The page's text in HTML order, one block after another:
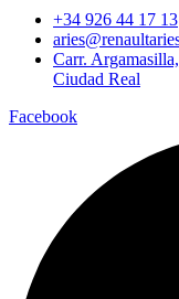
+34 926 44 17 13
Carr.
Ciudad Real
Facebook